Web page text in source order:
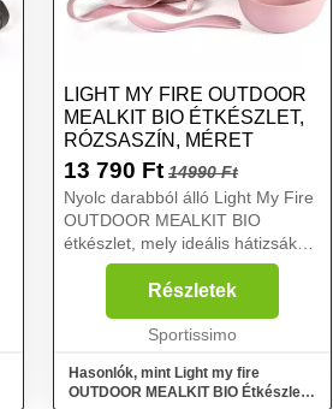
LIGHT MY FIRE OUTDOOR
MEALKIT BIO ÉTKÉSZLET,
RÓZSASZÍN, MÉRET
13 790 Ft 14990 Ft
Nyolc darabból álló Light My Fire
OUTDOOR MEALKIT BIO
étkészlet, mely ideális hátizsákos
kiránduláshoz, csónakázáshoz,
kerékpározáshoz vagy
piknikezéshez. Mindent
tartalmaz, ami a szabadban
Részletek
Sportissimo
Hasonlók, mint Light my fire
OUTDOOR MEALKIT BIO Étkészlet,